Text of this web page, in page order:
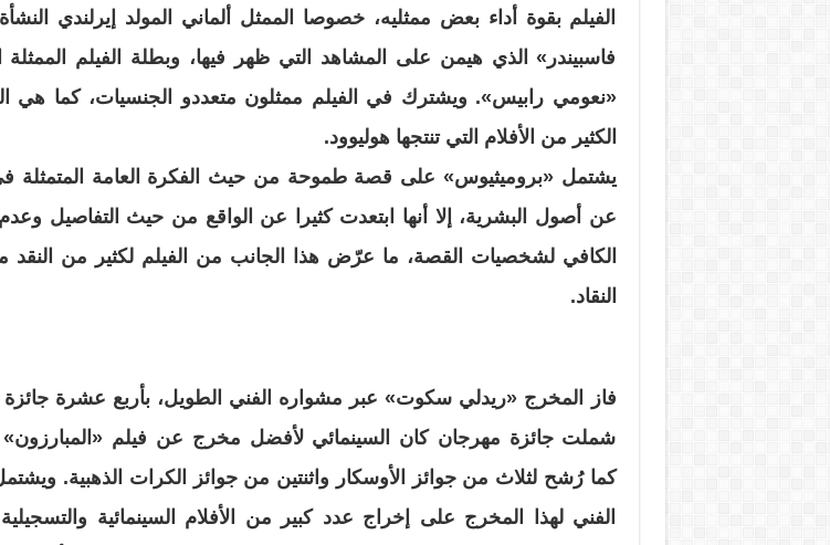
الفيلم بقوة أداء بعض ممثليه، خصوصا الممثل ألماني المولد إيرلندي
فاسبيندر» الذي هيمن على المشاهد التي ظهر فيها، وبطلة الفيلم الممثلة
«نعومي رابيس». ويشترك في الفيلم ممثلون متعددو الجنسيات، كما هي
الكثير من الأفلام التي تنتجها هوليوود.
يشتمل «بروميثيوس» على قصة طموحة من حيث الفكرة العامة المتمثلة
عن أصول البشرية، إلا أنها ابتعدت كثيرا عن الواقع من حيث التفاصيل وعدم
الكافي لشخصيات القصة، ما عرّض هذا الجانب من الفيلم لكثير من
النقاد.
فاز المخرج «ريدلي سكوت» عبر مشواره الفني الطويل، بأربع عشرة جائزة
كما رُشح لثلاث من جوائز الأوسكار واثنتين من جوائز الكرات الذهبية.
الفني لهذا المخرج على إخراج عدد كبير من الأفلام السينمائية والتسجيلية